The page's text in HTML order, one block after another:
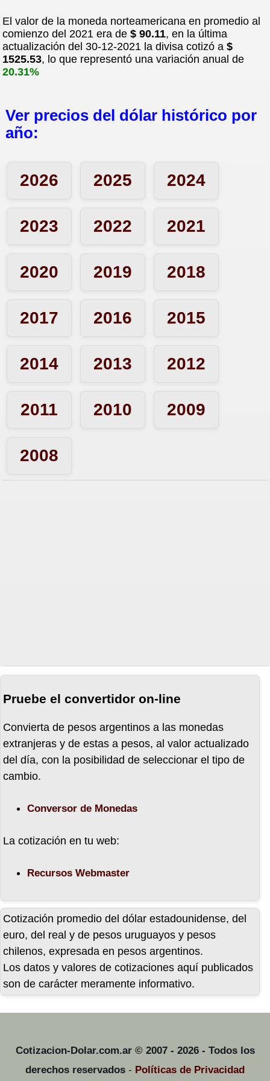
15-12-21
10-12-21
09-12-21
07-12-21
06-12-21
03-12-21
02-12-21
01-12-21
23-11-21
17-11-21
16-11-21
15-11-21
12-11-21
11-11-21
El valor de la moneda norteamericana en promedio al
comienzo del 2021 era de$ 90.11, en la última
actualización del 30-12-2021 la divisa cotizó a$
1525.53, lo que representó una variación anual de
20.31%
Ver precios del dólar histórico por
año:
2026 2025 2024
2023 2022 2021
2020 2019 2018
2017 2016 2015
2014 2013 2012
2011 2010 2009
2008
Pruebe el convertidor on-line
Convierta de pesos argentinos a las monedas
extranjeras y de estas a pesos, al valor actualizado
del día, con la posibilidad de seleccionar el tipo de
cambio.
Conversor de Monedas
La cotización en tu web:
Recursos Webmaster
Cotización promedio del dólar estadounidense, del
euro, del real y de pesos uruguayos y pesos
chilenos, expresada en pesos argentinos.
Los datos y valores de cotizaciones aquí publicados
son de carácter meramente informativo.
Cotizacion-Dolar.com.ar © 2007 - 2026 - Todos los
derechos reservados - Políticas de Privacidad